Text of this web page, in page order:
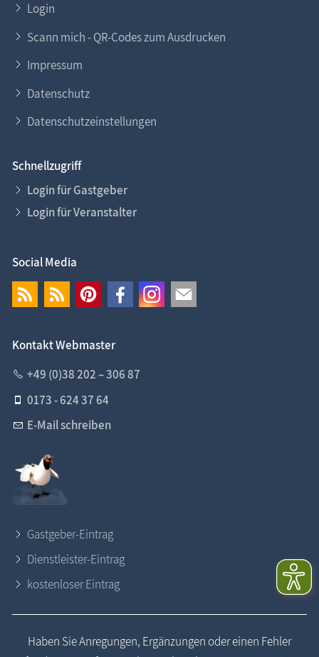
Login
Scann mich - QR-Codes zum Ausdrucken
Impressum
Datenschutz
Datenschutzeinstellungen
Schnellzugriff
Login für Gastgeber
Login für Veranstalter
Social Media
Kontakt Webmaster
+49 (0)38 202 – 306 87
0173 - 624 37 64
E-Mail schreiben
Gastgeber-Eintrag
Dienstleister-Eintrag
kostenloser Eintrag
Haben Sie Anregungen, Ergänzungen oder einen Fehler